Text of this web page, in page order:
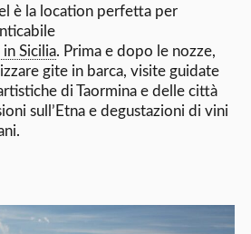
è la location perfetta per
Sicilia. Prima e dopo le nozze,
gite in barca, visite guidate
di Taormina e delle città
sull’Etna e degustazioni di vini